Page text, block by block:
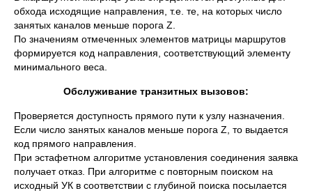
обхода исходящие направления, т.е. те, на которых число
занятых каналов меньше порога Z.
По значениям отмеченных элементов матрицы маршрутов
формируется код направления, соответствующий элементу
минимального веса.
Обслуживание транзитных вызовов:
Проверяется доступность прямого пути к узлу назначения.
Если число занятых каналов меньше порога Z, то выдается
код прямого направления.
При эстафетном алгоритме установления соединения заявка
получает отказ. При алгоритме с повторным поиском на
исходный УК в соответствии с глубиной поиска посылается